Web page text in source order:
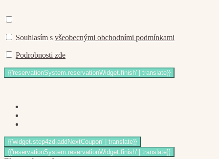
Souhlasím s všeobecnými obchodními podmínkami
Podrobnosti zde